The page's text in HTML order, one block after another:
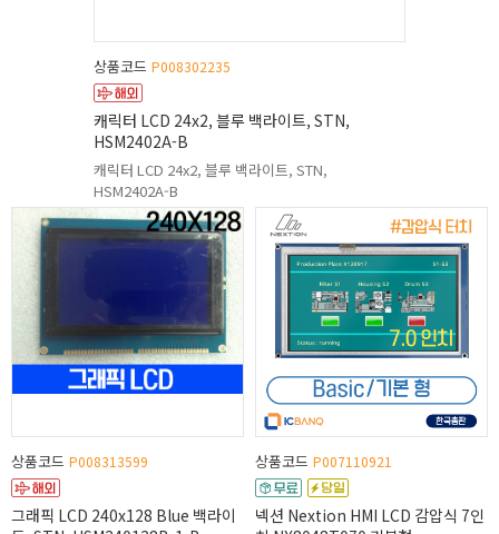
상품코드 P008302235
캐릭터 LCD 24x2, 블루 백라이트, STN,
HSM2402A-B
캐릭터 LCD 24x2, 블루 백라이트, STN,
HSM2402A-B
상품코드 P008313599
그래픽 LCD 240x128 Blue 백라이
상품코드 P007110921
넥션 Nextion HMI LCD 감압식 7인